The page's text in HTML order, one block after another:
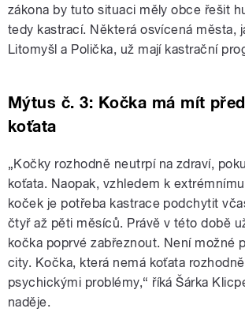
zákona by tuto situaci měly obce řešit
tedy kastrací. Některá osvícená města,
Litomyšl a Polička, už mají kastrační
Mýtus č. 3: Kočka má mít
koťata
„Kočky rozhodně neutrpí na zdraví,
koťata. Naopak, vzhledem k
koček je potřeba kastrace podchytit
čtyř až pěti měsíců. Právě v této době
kočka poprvé zabřeznout. Není možné
city. Kočka, která nemá koťata
psychickými problémy,“ říká Šárka
naděje.